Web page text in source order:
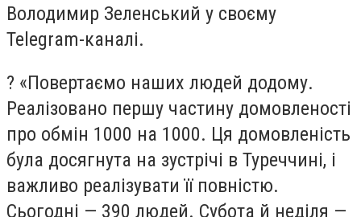
Володимир Зеленський у своєму
Telegram-каналі.
? «Повертаємо наших людей додому.
Реалізовано першу частину домовленості
про обмін 1000 на 1000. Ця домовленість
була досягнута на зустрічі в Туреччині, і
важливо реалізувати її повністю.
Сьогодні — 390 людей. Субота й неділя —